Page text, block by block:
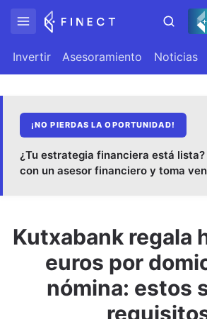
Invertir Asesoramiento Noticias
¡NO PIERDAS LA OPORTUNIDAD!
¿Tu estrategia financiera está lista?
con un asesor financiero y toma
Kutxabank regala
euros por
nómina: estos